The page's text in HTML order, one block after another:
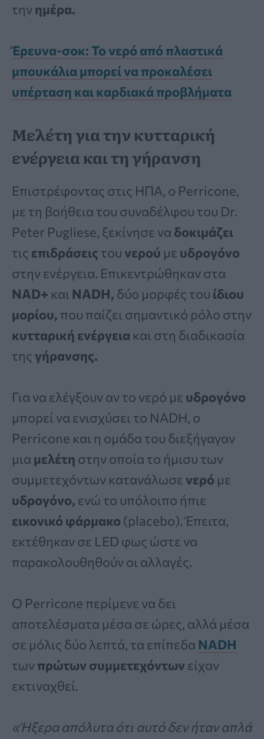
την ημέρα.
Έρευνα-σοκ: Το νερό από πλαστικά
μπουκάλια μπορεί να προκαλέσει
υπέρταση και καρδιακά προβλήματα
Μελέτη για την κυτταρική
ενέργεια και τη γήρανση
Επιστρέφοντας στις ΗΠΑ, ο Perricone,
με τη βοήθεια του συναδέλφου του Dr.
Peter Pugliese, ξεκίνησε να δοκιμάζει
τις επιδράσεις τουνερού με υδρογόνο
στην ενέργεια. Επικεντρώθηκαν στα
NAD+ και NADH, δύο μορφές του ίδιου
μορίου, που παίζει σημαντικό ρόλο στην
κυτταρική ενέργεια και στη διαδικασία
τηςγήρανσης.
Για να ελέγξουν αν το νερό με υδρογόνο
μπορεί να ενισχύσει το NADH, ο
Perricone και η ομάδα του διεξήγαγαν
μια μελέτη στην οποία το ήμισυ των
συμμετεχόντων κατανάλωσενερό με
υδρογόνο, ενώ το υπόλοιπο ήπιε
εικονικό φάρμακο (placebo). Έπειτα,
εκτέθηκαν σε LED φως ώστε να
παρακολουθηθούν οι αλλαγές.
Ο Perricone περίμενε να δει
αποτελέσματα μέσα σε ώρες, αλλά μέσα
σε μόλις δύο λεπτά, τα επίπεδα NADH
των πρώτων συμμετεχόντων είχαν
εκτιναχθεί.
«Ήξερα απόλυτα ότι αυτό δεν ήταν απλά